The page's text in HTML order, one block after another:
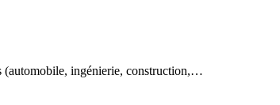
(automobile, ingénierie, construction,…